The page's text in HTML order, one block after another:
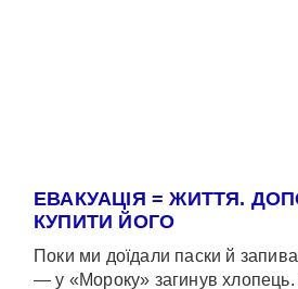
ЕВАКУАЦІЯ = ЖИТТЯ.
КУПИТИ ЙОГО
Поки ми доїдали паски й
— у «Мороку» загинув хлопець.